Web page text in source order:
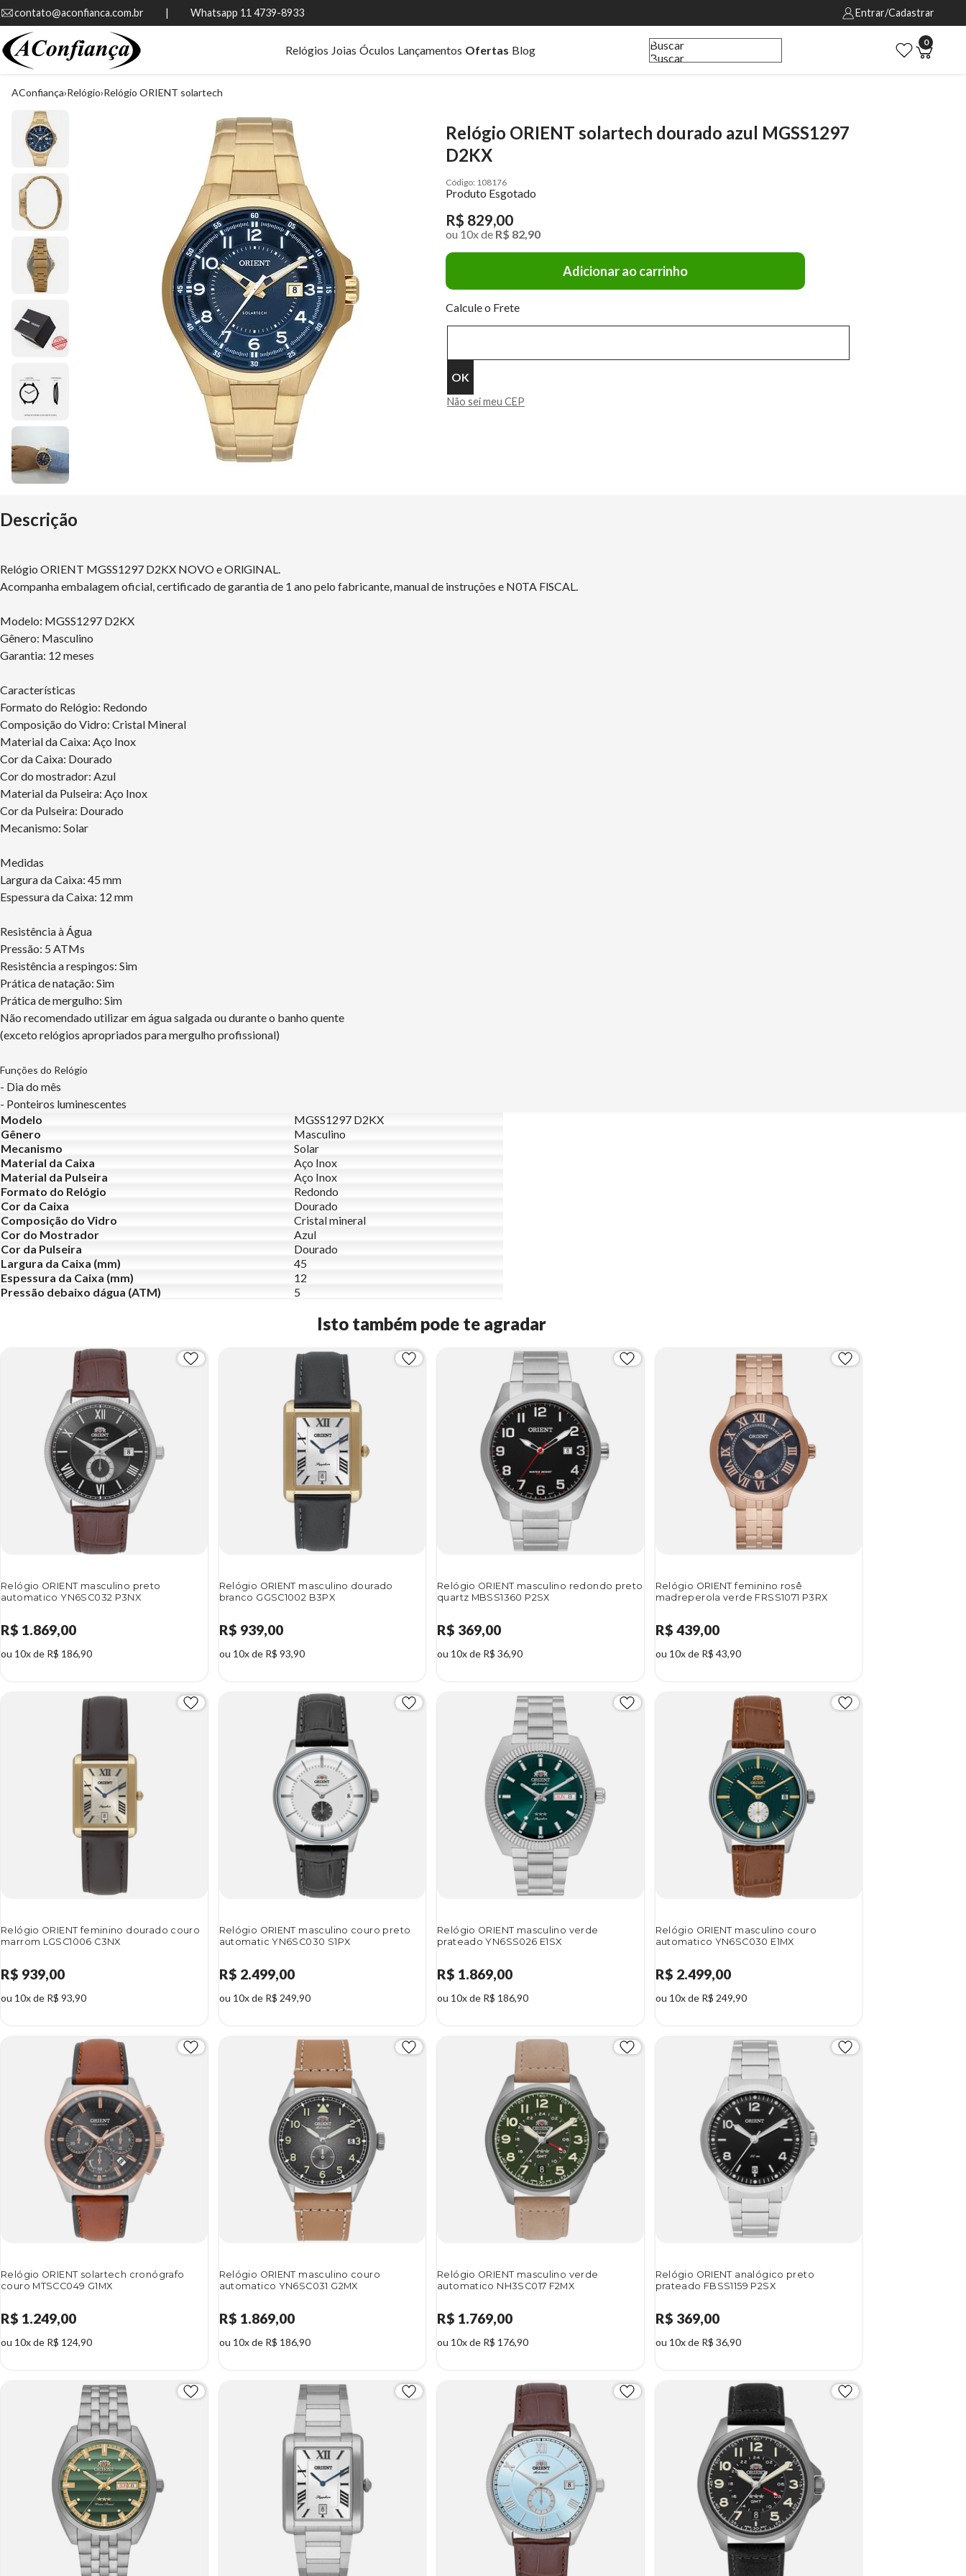
contato@aconfianca.com.br          |          Whatsapp 11 4739-8933 Entrar/Cadastrar
Relógios Joias Óculos Lançamentos Ofertas Blog
Buscar
Buscar
0
AConfiança Relógio Relógio ORIENT solartech
Relógio ORIENT solartech dourado azul MGSS1297
D2KX
108176
Produto Esgotado
R$ 829,00
ou 10xde R$ 82,90
Adicionar ao carrinho
Calcule o Frete
Não sei meu CEP
Descrição
Relógio ORIENT MGSS1297 D2KX NOVO e ORlGlNAL.
Acompanha embalagem oficial, certificado de garantia de 1 ano pelo fabricante, manual de instruções e N0TA FlSCAL.
Modelo: MGSS1297 D2KX
Gênero: Masculino
Garantia: 12 meses
Características
Formato do Relógio: Redondo
Composição do Vidro: Cristal Mineral
Material da Caixa: Aço Inox
Cor da Caixa: Dourado
Cor do mostrador: Azul
Material da Pulseira: Aço Inox
Cor da Pulseira: Dourado
Mecanismo: Solar
Medidas
Largura da Caixa: 45 mm
Espessura da Caixa: 12 mm
Resistência à Água
Pressão: 5 ATMs
Resistência a respingos: Sim
Prática de natação: Sim
Prática de mergulho: Sim
Não recomendado utilizar em água salgada ou durante o banho quente
(exceto relógios apropriados para mergulho profissional)
Funções do Relógio
- Dia do mês
- Ponteiros luminescentes
Modelo
MGSS1297 D2KX
Gênero
Masculino
Mecanismo
Solar
Material da Caixa
Aço Inox
Material da Pulseira
Aço Inox
Formato do Relógio
Redondo
Cor da Caixa
Dourado
Composição do Vidro
Cristal mineral
Cor do Mostrador
Azul
Cor da Pulseira
Dourado
Largura da Caixa (mm)
45
Espessura da Caixa (mm)
12
Pressão debaixo dágua (ATM)
5
Isto também pode te agradar
Relógio ORIENT masculino preto
automatico YN6SC032 P3NX
R$ 1.869,00
ou 10x de R$ 186,90
Relógio ORIENT masculino dourado
branco GGSC1002 B3PX
R$ 939,00
ou 10x de R$ 93,90
Relógio ORIENT masculino redondo preto
quartz MBSS1360 P2SX
R$ 369,00
ou 10x de R$ 36,90
Relógio ORIENT feminino rosê
madreperola verde FRSS1071 P3RX
R$ 439,00
ou 10x de R$ 43,90
Relógio ORIENT feminino dourado couro
marrom LGSC1006 C3NX
R$ 939,00
ou 10x de R$ 93,90
Relógio ORIENT masculino couro preto
automatic YN6SC030 S1PX
R$ 2.499,00
ou 10x de R$ 249,90
Relógio ORIENT masculino verde
prateado YN6SS026 E1SX
R$ 1.869,00
ou 10x de R$ 186,90
Relógio ORIENT masculino couro
automatico YN6SC030 E1MX
R$ 2.499,00
ou 10x de R$ 249,90
Relógio ORIENT solartech cronógrafo
couro MTSCC049 G1MX
R$ 1.249,00
ou 10x de R$ 124,90
Relógio ORIENT masculino couro
automatico YN6SC031 G2MX
R$ 1.869,00
ou 10x de R$ 186,90
Relógio ORIENT masculino verde
automatico NH3SC017 F2MX
R$ 1.769,00
ou 10x de R$ 176,90
Relógio ORIENT analógico preto
prateado FBSS1159 P2SX
R$ 369,00
ou 10x de R$ 36,90